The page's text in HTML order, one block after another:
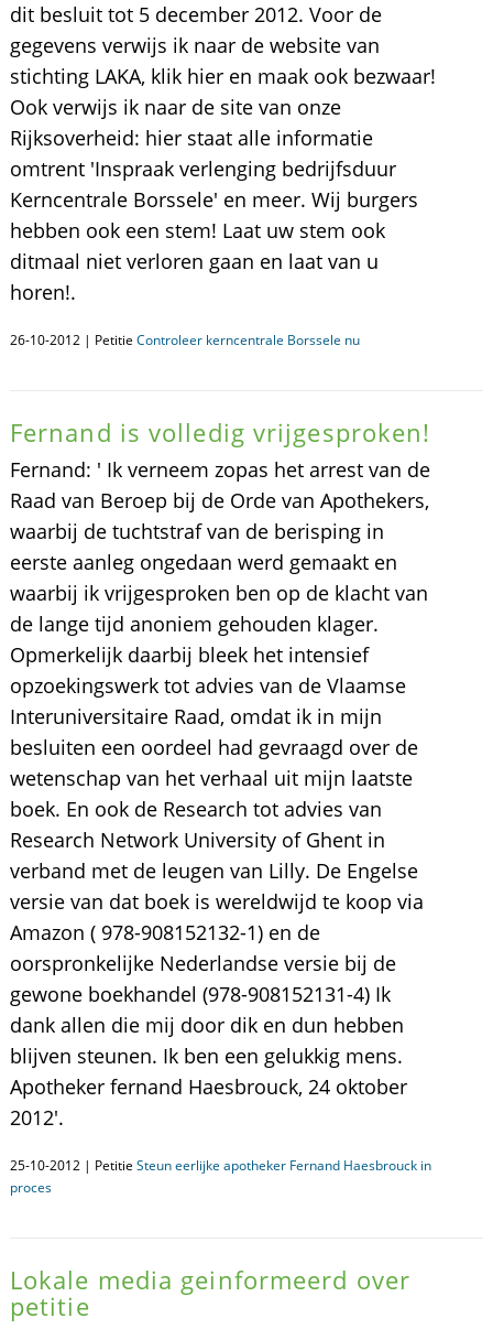
dit besluit tot 5 december 2012. Voor de
gegevens verwijs ik naar de website van
stichting LAKA, klik hier en maak ook bezwaar!
Ook verwijs ik naar de site van onze
Rijksoverheid: hier staat alle informatie
omtrent 'Inspraak verlenging bedrijfsduur
Kerncentrale Borssele' en meer. Wij burgers
hebben ook een stem! Laat uw stem ook
ditmaal niet verloren gaan en laat van u
horen!.
26-10-2012 | Petitie Controleer kerncentrale Borssele nu
Fernand is volledig vrijgesproken!
Fernand: ' Ik verneem zopas het arrest van de
Raad van Beroep bij de Orde van Apothekers,
waarbij de tuchtstraf van de berisping in
eerste aanleg ongedaan werd gemaakt en
waarbij ik vrijgesproken ben op de klacht van
de lange tijd anoniem gehouden klager.
Opmerkelijk daarbij bleek het intensief
opzoekingswerk tot advies van de Vlaamse
Interuniversitaire Raad, omdat ik in mijn
besluiten een oordeel had gevraagd over de
wetenschap van het verhaal uit mijn laatste
boek. En ook de Research tot advies van
Research Network University of Ghent in
verband met de leugen van Lilly. De Engelse
versie van dat boek is wereldwijd te koop via
Amazon ( 978-908152132-1) en de
oorspronkelijke Nederlandse versie bij de
gewone boekhandel (978-908152131-4) Ik
dank allen die mij door dik en dun hebben
blijven steunen. Ik ben een gelukkig mens.
Apotheker fernand Haesbrouck, 24 oktober
2012'.
25-10-2012 | Petitie Steun eerlijke apotheker Fernand Haesbrouck in
proces
Lokale media geinformeerd over
petitie